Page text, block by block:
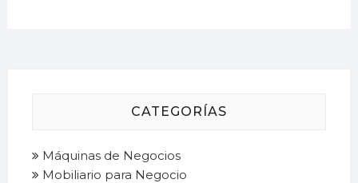
CATEGORÍAS
Máquinas de Negocios
Mobiliario para Negocio